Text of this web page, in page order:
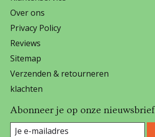
Over ons
Privacy Policy
Reviews
Sitemap
Verzenden & retourneren
klachten
Abonneer je op onze nieuwsbrief